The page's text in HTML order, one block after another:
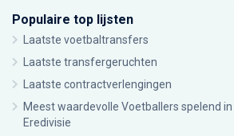
Populaire top lijsten
Laatste voetbaltransfers
Laatste transfergeruchten
Laatste contractverlengingen
Meest waardevolle Voetballers spelend
Eredivisie